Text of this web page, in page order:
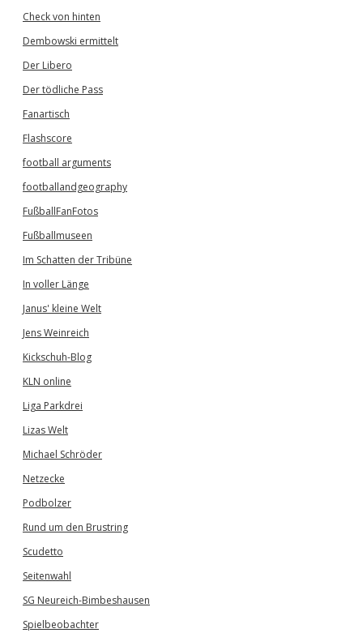
Check von hinten
Dembowski ermittelt
Der Libero
Der tödliche Pass
Fanartisch
Flashscore
football arguments
footballandgeography
FußballFanFotos
Fußballmuseen
Im Schatten der Tribüne
In voller Länge
Janus' kleine Welt
Jens Weinreich
Kickschuh-Blog
KLN online
Liga Parkdrei
Lizas Welt
Michael Schröder
Netzecke
Podbolzer
Rund um den Brustring
Scudetto
Seitenwahl
SG Neureich-Bimbeshausen
Spielbeobachter